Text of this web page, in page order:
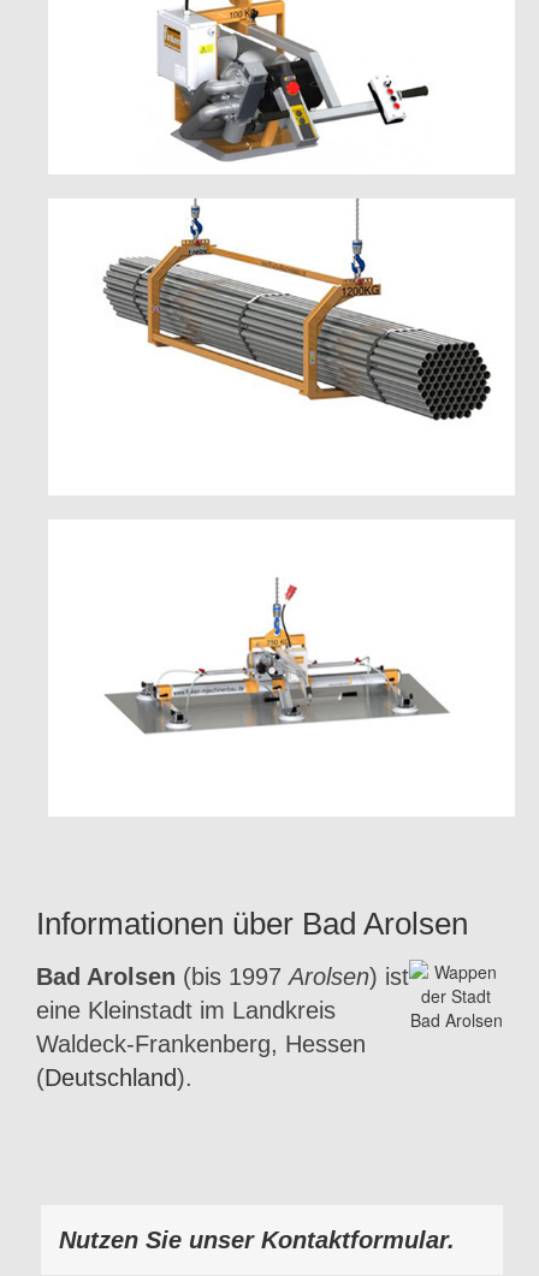
Informationen über Bad Arolsen
Bad Arolsen (bis 1997 Arolsen) ist
eine Kleinstadt im Landkreis
Waldeck-Frankenberg, Hessen
(Deutschland).
Nutzen Sie unser Kontaktformular.